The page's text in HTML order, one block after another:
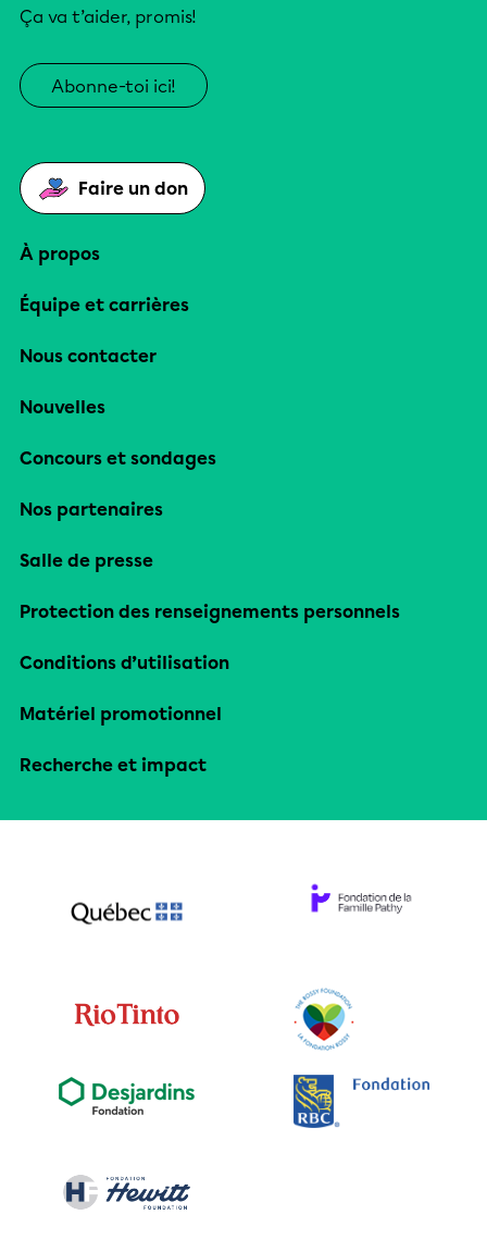
Ça va t’aider, promis!
Abonne-toi ici!
Faire un don
À propos
Équipe et carrières
Nous contacter
Nouvelles
Concours et sondages
Nos partenaires
Salle de presse
Protection des renseignements personnels
Conditions d’utilisation
Matériel promotionnel
Recherche et impact